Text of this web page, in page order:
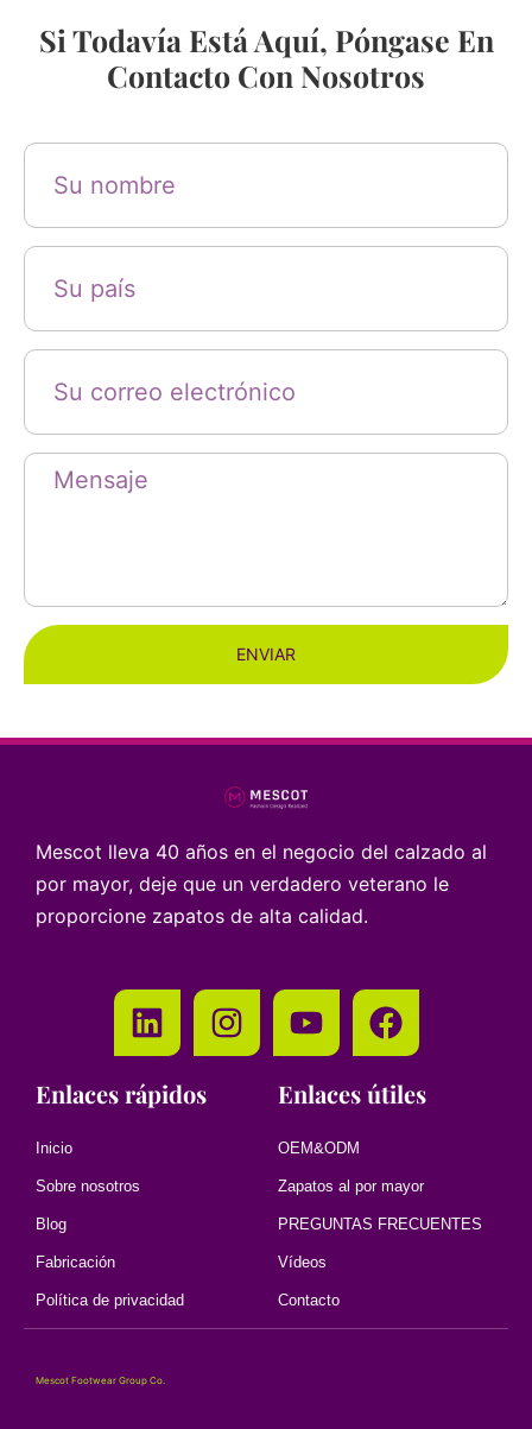
Si Todavía Está Aquí, Póngase En
Contacto Con Nosotros
ENVIAR
Mescot lleva 40 años en el negocio del calzado al
por mayor, deje que un verdadero veterano le
proporcione zapatos de alta calidad.
Enlaces rápidos
Inicio
Sobre nosotros
Blog
Fabricación
Política de privacidad
Enlaces útiles
OEM&ODM
Zapatos al por mayor
PREGUNTAS FRECUENTES
Vídeos
Contacto
Mescot Footwear Group Co.